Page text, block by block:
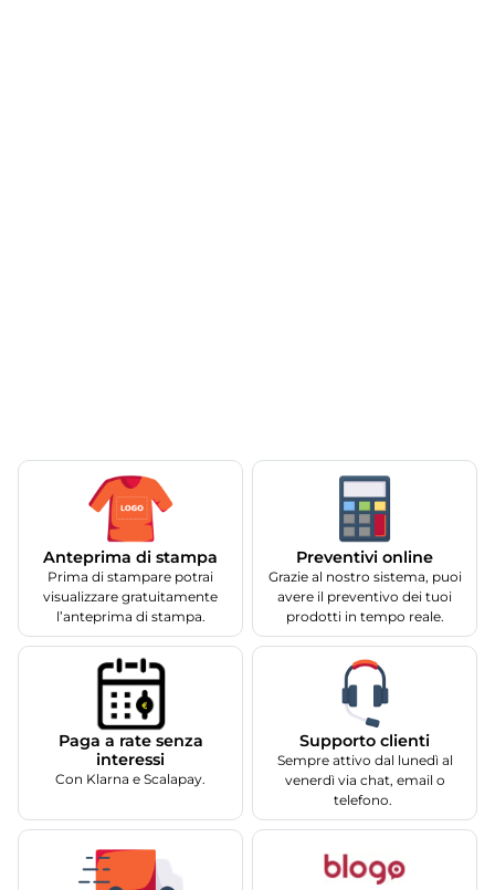
Anteprima di stampa
Prima di stampare potrai
visualizzare gratuitamente
l’anteprima di stampa.
Preventivi online
Grazie al nostro sistema, puoi
avere il preventivo dei tuoi
prodotti in tempo reale.
Paga a rate senza
interessi
Con Klarna e Scalapay.
Supporto clienti
Sempre attivo dal lunedì al
venerdì via chat, email o
telefono.